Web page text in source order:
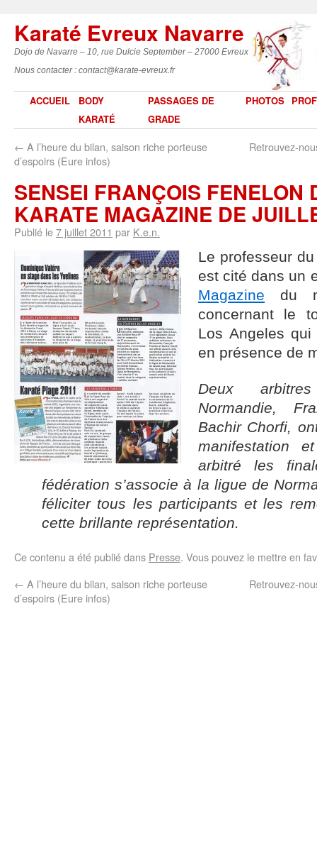
Karaté Evreux Navarre
Dojo de Navarre – 10, rue Dulcie September – 27000 Evreux
Nous contacter : contact@karate-evreux.fr
ACCUEIL
BODY
KARATÉ
PASSAGES DE
GRADE
PHOTOS
← A l’heure du bilan, saison riche porteuse
d’espoirs (Eure infos)
Retrouvez-
SENSEI FRANÇOIS FENELON
KARATE MAGAZINE DE
Publié le7 juillet 2011 par K.e.n.
Le professeur
est cité dans un
Magazine du
concernant le
Los Angeles qui
en présence de
Deux
Normandie,
Bachir Chorfi,
manifestation
arbitré les
fédération s’associe à la ligue de
féliciter tous les participants et les
cette brillante représentation.
Ce contenu a été publié dans Presse. Vous pouvez le mettre en
← A l’heure du bilan, saison riche porteuse
d’espoirs (Eure infos)
Retrouvez-